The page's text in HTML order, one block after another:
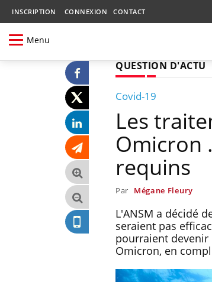
INSCRIPTION CONNEXION CONTACT
Menu
QUESTION D'ACTU
Covid-19
Les
Omicron
requins
Par Mégane Fleury
L'ANSM a décidé
seraient pas
pourraient devenir
Omicron, en